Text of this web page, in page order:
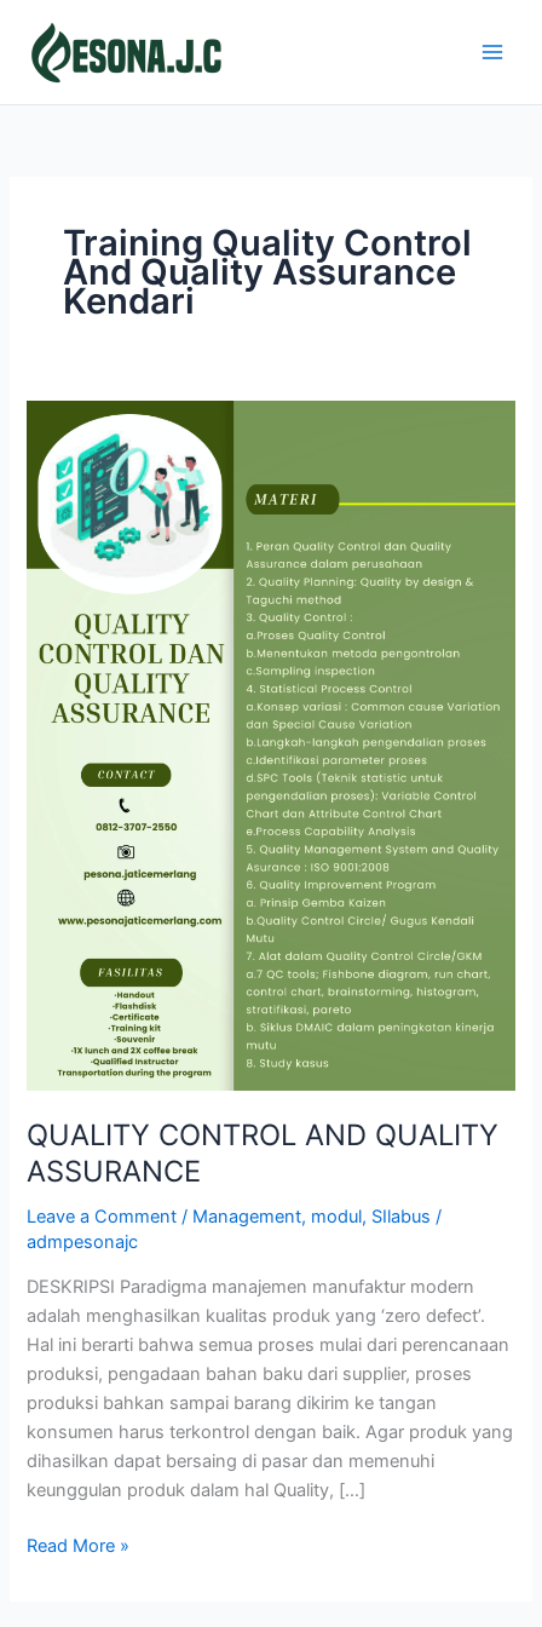
content
Training Quality Control
And Quality Assurance
Kendari
QUALITY CONTROL AND QUALITY
ASSURANCE
Leave a Comment / Management, modul, SIlabus /
admpesonajc
DESKRIPSI Paradigma manajemen manufaktur modern
adalah menghasilkan kualitas produk yang ‘zero defect’.
Hal ini berarti bahwa semua proses mulai dari perencanaan
produksi, pengadaan bahan baku dari supplier, proses
produksi bahkan sampai barang dikirim ke tangan
konsumen harus terkontrol dengan baik. Agar produk yang
dihasilkan dapat bersaing di pasar dan memenuhi
keunggulan produk dalam hal Quality, […]
QUALITY
CONTROL
AND
QUALITY
ASSURANCE
Read More »